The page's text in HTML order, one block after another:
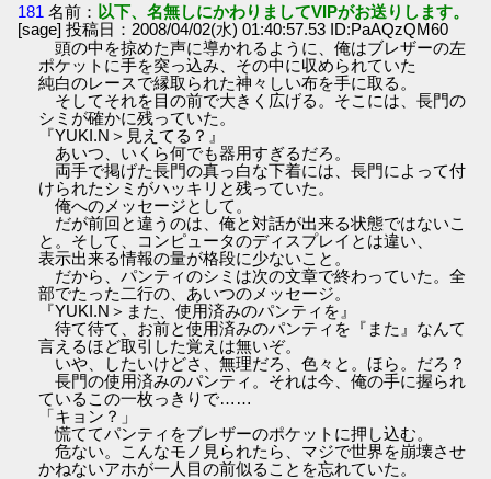
181 名前： 以下、名無しにかわりましてVIPがお送りします。
[sage] 投稿日：2008/04/02(水) 01:40:57.53 ID:PaAQzQM60
頭の中を掠めた声に導かれるように、俺はブレザーの左
ポケットに手を突っ込み、その中に収められていた
純白のレースで縁取られた神々しい布を手に取る。
そしてそれを目の前で大きく広げる。そこには、長門の
シミが確かに残っていた。
『YUKI.N＞見えてる？』
あいつ、いくら何でも器用すぎるだろ。
両手で掲げた長門の真っ白な下着には、長門によって付
けられたシミがハッキリと残っていた。
俺へのメッセージとして。
だが前回と違うのは、俺と対話が出来る状態ではないこ
と。そして、コンピュータのディスプレイとは違い、
表示出来る情報の量が格段に少ないこと。
だから、パンティのシミは次の文章で終わっていた。全
部でたった二行の、あいつのメッセージ。
『YUKI.N＞また、使用済みのパンティを』
待て待て、お前と使用済みのパンティを『また』なんて
言えるほど取引した覚えは無いぞ。
いや、したいけどさ、無理だろ、色々と。ほら。だろ？
長門の使用済みのパンティ。それは今、俺の手に握られ
ているこの一枚っきりで……
「キョン？」
慌ててパンティをブレザーのポケットに押し込む。
危ない。こんなモノ見られたら、マジで世界を崩壊させ
かねないアホが一人目の前似ることを忘れていた。